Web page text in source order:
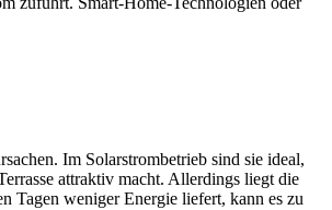
Im Solarstrombetrieb sind sie ideal,
attraktiv macht. Allerdings liegt die
Tagen weniger Energie liefert, kann es zu